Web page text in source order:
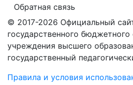
Обратная связь
© 2017-2026 Официальный
государственного бюджетного
учреждения высшего
государственный
Правила и условия